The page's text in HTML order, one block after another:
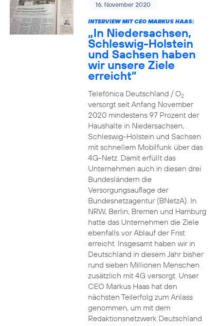
16. November 2020
INTERVIEW MIT CEO MARKUS HAAS:
„In Niedersachsen,
Schleswig-Holstein
und Sachsen haben
wir unsere Ziele
erreicht“
Telefónica Deutschland / O2
versorgt seit Anfang November
2020 mindestens 97 Prozent der
Haushalte in Niedersachsen,
Schleswig-Holstein und Sachsen
mit schnellem Mobilfunk über das
4G-Netz. Damit erfüllt das
Unternehmen auch in diesen drei
Bundesländern die
Versorgungsauflage der
Bundesnetzagentur (BNetzA). In
NRW, Berlin, Bremen und Hamburg
hatte das Unternehmen die Ziele
ebenfalls vor Ablauf der Frist
erreicht. Insgesamt haben wir in
Deutschland in diesem Jahr bisher
rund sieben Millionen Menschen
zusätzlich mit 4G versorgt. Unser
CEO Markus Haas hat den
nächsten Teilerfolg zum Anlass
genommen, um mit dem
Redaktionsnetzwerk Deutschland